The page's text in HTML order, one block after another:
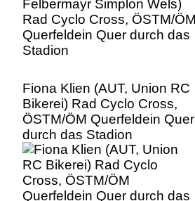
Fiona Klien (AUT, Union RC
Bikerei) Rad Cyclo Cross,
ÖSTM/ÖM Querfeldein Quer
durch das Stadion